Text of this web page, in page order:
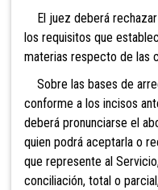
El juez deberá
los requisitos que
materias respecto de las
Sobre las bases de
conforme a los incisos
deberá pronunciarse el
quien podrá aceptarla o
que represente al
conciliación, total o